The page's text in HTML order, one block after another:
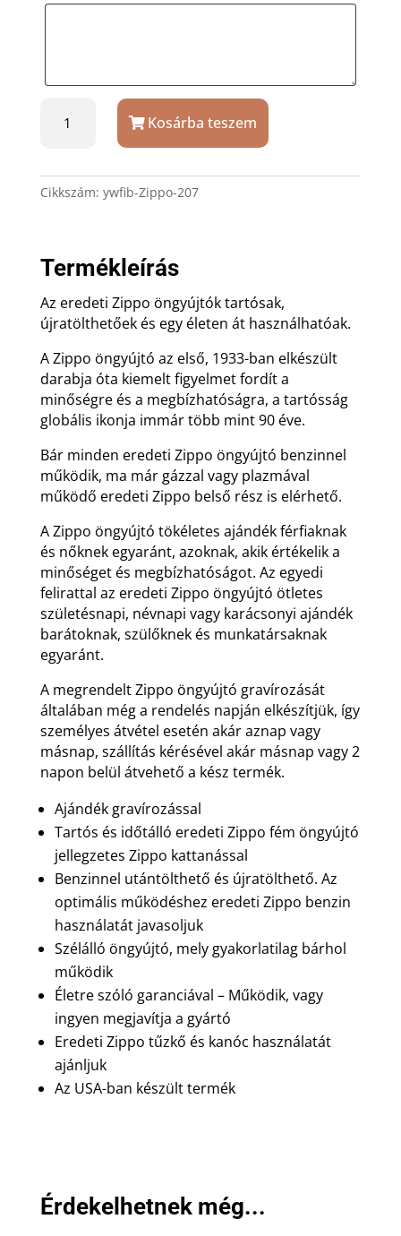
öngyújtó
Kosárba teszem
Cikkszám: ywfib-Zippo-207
Termékleírás
Az eredeti Zippo öngyújtók tartósak,
újratölthetőek és egy életen át használhatóak.
A Zippo öngyújtó az első, 1933-ban elkészült
darabja óta kiemelt figyelmet fordít a
minőségre és a megbízhatóságra, a tartósság
globális ikonja immár több mint 90 éve.
Bár minden eredeti Zippo öngyújtó benzinnel
működik, ma már gázzal vagy plazmával
működő eredeti Zippo belső rész is elérhető.
A Zippo öngyújtó tökéletes ajándék férfiaknak
és nőknek egyaránt, azoknak, akik értékelik a
minőséget és megbízhatóságot. Az egyedi
felirattal az eredeti Zippo öngyújtó ötletes
születésnapi, névnapi vagy karácsonyi ajándék
barátoknak, szülőknek és munkatársaknak
egyaránt.
A megrendelt Zippo öngyújtó gravírozását
általában még a rendelés napján elkészítjük, így
személyes átvétel esetén akár aznap vagy
másnap, szállítás kérésével akár másnap vagy 2
napon belül átvehető a kész termék.
Ajándék gravírozással
Tartós és időtálló eredeti Zippo fém öngyújtó
jellegzetes Zippo kattanással
Benzinnel utántölthető és újratölthető. Az
optimális működéshez eredeti Zippo benzin
használatát javasoljuk
Szélálló öngyújtó, mely gyakorlatilag bárhol
működik
Életre szóló garanciával – Működik, vagy
ingyen megjavítja a gyártó
Eredeti Zippo tűzkő és kanóc használatát
ajánljuk
Az USA-ban készült termék
Érdekelhetnek még...